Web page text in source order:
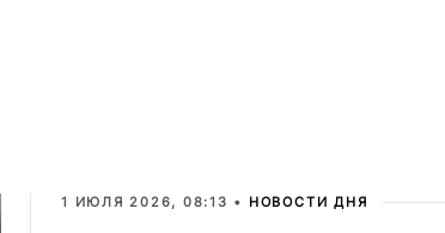
1 ИЮЛЯ 2026, 08:13 • НОВОСТИ ДНЯ